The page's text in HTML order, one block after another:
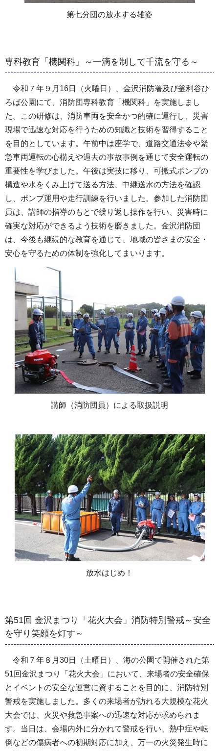
第七分団の放水する雄姿
専科教育「機関科」～一滴を制して千流を守る～
令和７年９月16日（火曜日）、金沢消防署及び釜利谷ひ
ろば公園にて、消防団専科教育「機関科」を実施しまし
た。この研修は、消防車両を安全かつ的確に運行し、災害
現場で迅速な対応を行うための知識と技術を習得すること
を目的としています。午前中は座学で、道路交通法令や緊
急車両運転の心構えや過去の事故事例を通じて安全運転の
重要性を学びました。午後は実技に移り、可搬式ポンプの
構造や水をくみ上げて送る方法、中継送水の方法を確認
し、ポンプ運用や走行訓練を行いました。参加した消防団
員は、講師の指導のもとで繰り返し操作を行い、災害時に
確実な対応ができるよう技術を磨きました。金沢消防団
は、今後も継続的な教育を通じて、地域の皆さまの安全・
安心を守るための体制を強化してまいります。
講師（消防団員）による取扱説明
放水はじめ！
第51回 金沢まつり「花火大会」消防特別警戒～安全
を守り笑顔を灯す～
令和７年８月30日（土曜日）、海の公園で開催された第
51回金沢まつり「花火大会」において、来場者の安全確保
とイベントの安全な運営に資することを目的に、消防特別
警戒を実施しました。多くの来場者が訪れる大規模な花火
大会では、火災や救急事案への迅速な対応が求められま
す。当日は、会場内外に分かれて警戒を行い、熱中症や転
倒などの傷病者への初期対応に加え、万一の火災発生時に